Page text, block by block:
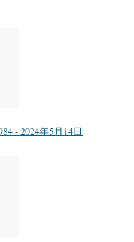
- 2024年5月14日